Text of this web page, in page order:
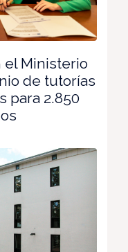
el Ministerio
de tutorías
para 2.850